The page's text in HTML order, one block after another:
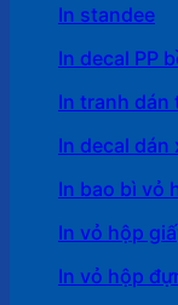
In standee
In decal PP
In tranh dán
In decal dán
In bao bì vỏ
In vỏ hộp
In vỏ hộp